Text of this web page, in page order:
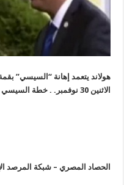
هولاند يتعمد إهانة “السيسي”
الاثنين 30 نوفمبر. . خطة السيسي لتقسيم الجيش
الحصاد المصري – شبكة المرصد